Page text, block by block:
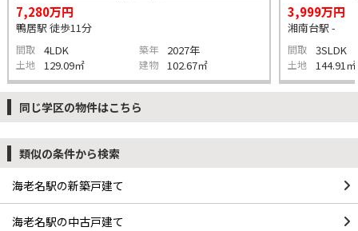
7,280万円
鴨居駅 徒歩11分
間取 4LDK 築年 2027年
土地 129.09㎡ 建物 102.67㎡
3,999万円
湘南台駅 -
間取 3SLDK
土地 144.91㎡
同じ学区の物件はこちら
類似の条件から検索
海老名駅の新築戸建て
海老名駅の中古戸建て